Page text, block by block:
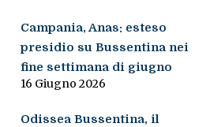
Campania, Anas: esteso
presidio su Bussentina nei
fine settimana di giugno
16 Giugno 2026
Odissea Bussentina, il